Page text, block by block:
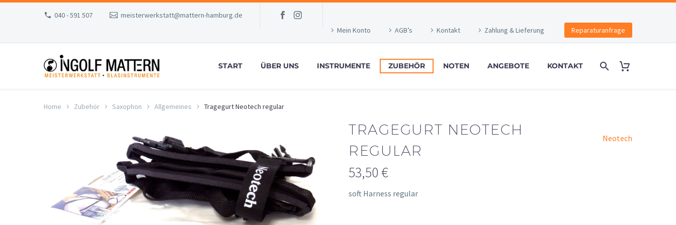
040 - 591 507
meisterwerkstatt@mattern-hamburg.de
Mein Konto
AGB’s Kontakt Zahlung & Lieferung Reparaturanfrage
START ÜBER UNS INSTRUMENTE ZUBEHÖR NOTEN ANGEBOTE KONTAKT
Home Zubehör Saxophon Allgemeines Tragegurt Neotech regular
TRAGEGURT NEOTECH
REGULAR
Neotech
53,50 €
soft Harness regular